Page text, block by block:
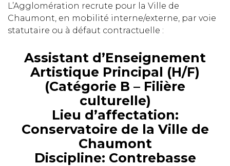
L’Agglomération recrute pour la Ville de
Chaumont, en mobilité interne/externe, par voie
statutaire ou à défaut contractuelle :
Assistant d’Enseignement
Artistique Principal (H/F)
(Catégorie B – Filière
culturelle)
Lieu d’affectation:
Conservatoire de la Ville de
Chaumont
Discipline: Contrebasse